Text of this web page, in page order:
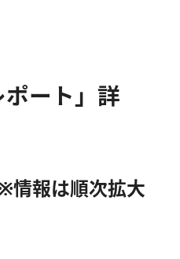
ポート」詳
情報は順次拡大